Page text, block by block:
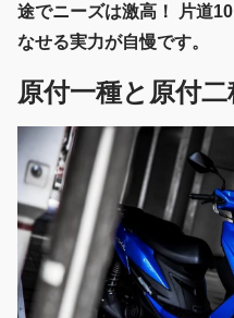
途でニーズは激高！ 片道
なせる実力が自慢です。
原付一種と原付